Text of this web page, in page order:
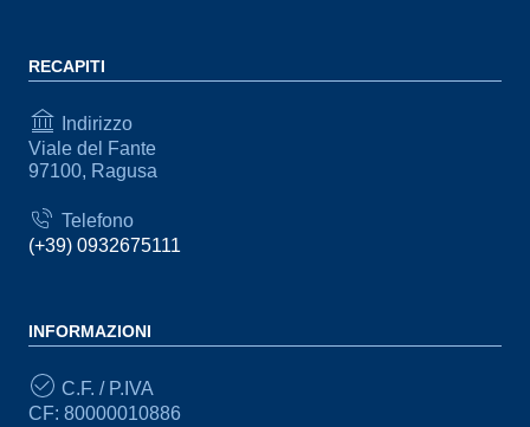
RECAPITI
Indirizzo
Viale del Fante
97100, Ragusa
Telefono
(+39) 0932675111
INFORMAZIONI
C.F. / P.IVA
CF: 80000010886